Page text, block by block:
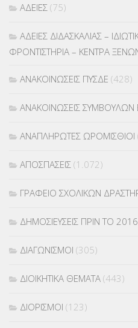
ΑΔΕΙΕΣ (75)
ΑΔΕΙΕΣ ΔΙΔΑΣΚΑΛΙΑΣ –
ΦΡΟΝΤΙΣΤΗΡΙΑ – ΚΕΝΤΡΑ
ΑΝΑΚΟΙΝΩΣΕΙΣ ΠΥΣΔΕ (428)
ΑΝΑΚΟΙΝΩΣΕΙΣ ΣΥΜΒΟΥΛΩΝ
ΑΝΑΠΛΗΡΩΤΕΣ ΩΡΟΜΙΣΘΙΟΙ
ΑΠΟΣΠΑΣΕΙΣ (1.072)
ΓΡΑΦΕΙΟ ΣΧΟΛΙΚΩΝ
ΔΗΜΟΣΙΕΥΣΕΙΣ ΠΡΙΝ ΤΟ 2016
ΔΙΑΓΩΝΙΣΜΟΙ (305)
ΔΙΟΙΚΗΤΙΚΑ ΘΕΜΑΤΑ (443)
ΔΙΟΡΙΣΜΟΙ (123)